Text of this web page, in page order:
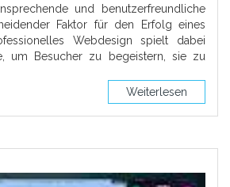
und benutzerfreundliche
Faktor für den Erfolg eines
Webdesign spielt dabei
um Besucher zu begeistern, sie zu
Weiterlesen